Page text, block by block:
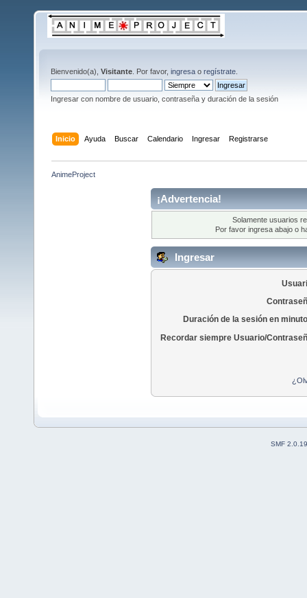
Bienvenido(a), Visitante . Por favor, ingresa o regístrate
Ingresar con nombre de usuario, contraseña y duración de la sesión
Inicio Ayuda Buscar Calendario Ingresar Registrarse
AnimeProject
¡Advertencia!
Solamente usuarios
Por favor ingresa abajo o
Ingresar
Duración de la sesión en
Recordar siempre Usuario/
SMF 2.0.19